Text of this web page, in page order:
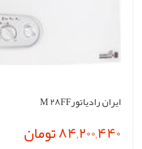
ایران رادیاتورM 28FF
84,200,440 تومان